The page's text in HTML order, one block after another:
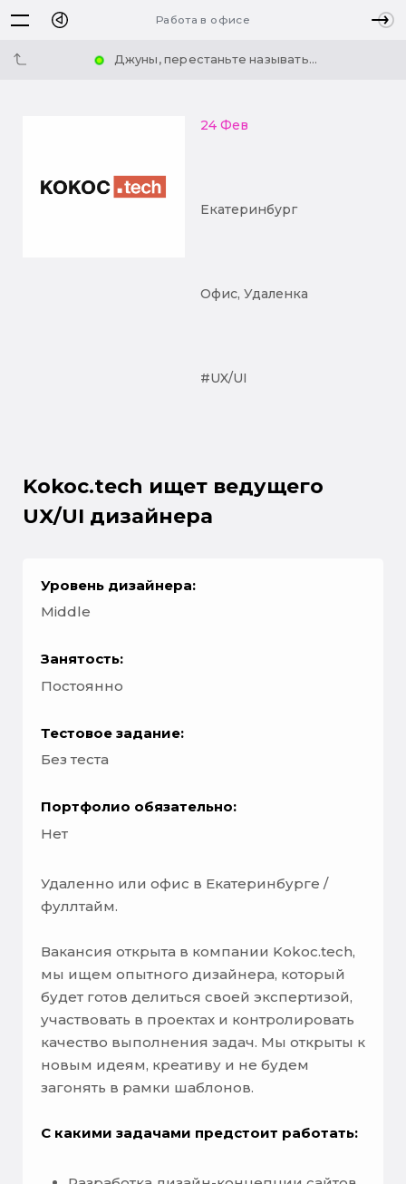
Работа в офисе
Джуны, перестаньте называть...
24 Фев
Екатеринбург
Офис, Удаленка
#UX/UI
Kokoc.tech ищет ведущего
UX/UI дизайнера
Уровень дизайнера:
Middle
Занятость:
Постоянно
Тестовое задание:
Без теста
Портфолио обязательно:
Нет
Удаленно или офис в Екатеринбурге /
фуллтайм.
Вакансия открыта в компании Kokoc.tech,
мы ищем опытного дизайнера, который
будет готов делиться своей экспертизой,
участвовать в проектах и контролировать
качество выполнения задач. Мы открыты к
новым идеям, креативу и не будем
загонять в рамки шаблонов.
С какими задачами предстоит работать: